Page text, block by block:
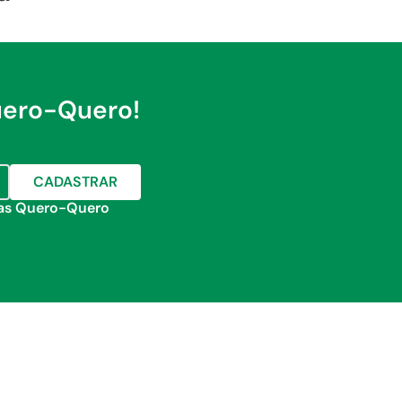
Quero!
CADASTRAR
Quero-Quero